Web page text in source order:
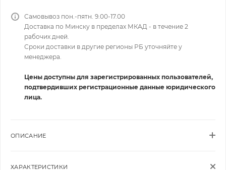
Самовывоз пон.-пятн. 9.00-17.00
Доставка по Минску в пределах МКАД - в течение 2
рабочих дней.
Сроки доставки в другие регионы РБ уточняйте у
менеджера.
Цены доступны для зарегистрированных пользователей,
подтвердивших регистрационные данные юридического
лица.
ОПИСАНИЕ
ХАРАКТЕРИСТИКИ